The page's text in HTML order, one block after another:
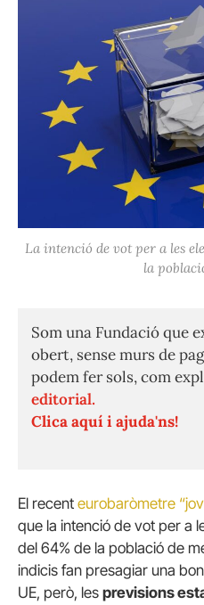
La intenció de vot per a les
la
Som una Fundació que
obert, sense murs de
podem fer sols, com
editorial.
Clica aquí i ajuda'ns!
El recent eurobaròmetre
que la intenció de vot per a
del 64% de la població de
indicis fan presagiar una
UE, però, les previsions